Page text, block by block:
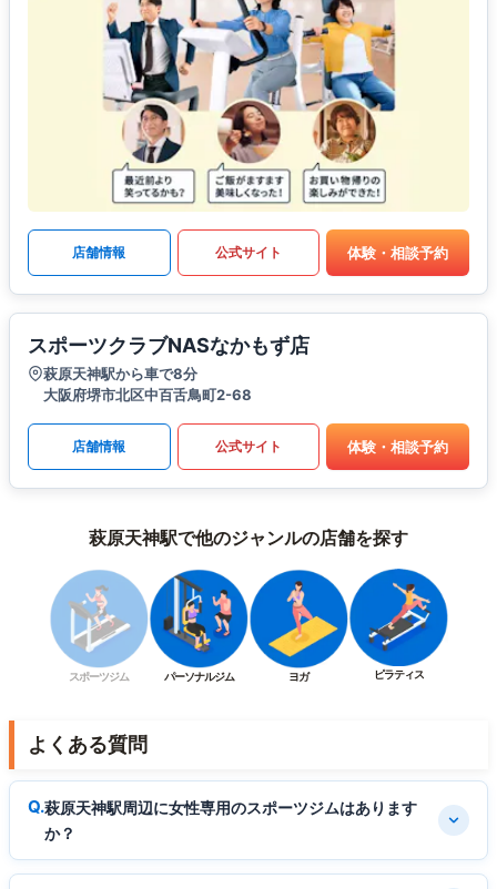
店舗情報 公式サイト 体験・相談予約
スポーツクラブNASなかもず店
萩原天神駅から車で8分
大阪府堺市北区中百舌鳥町2-68
店舗情報 公式サイト 体験・相談予約
萩原天神駅で他のジャンルの店舗を探す
スポーツジム パーソナルジム ヨガ ピラティス
よくある質問
萩原天神駅周辺に女性専用のスポーツジムはあります
か？